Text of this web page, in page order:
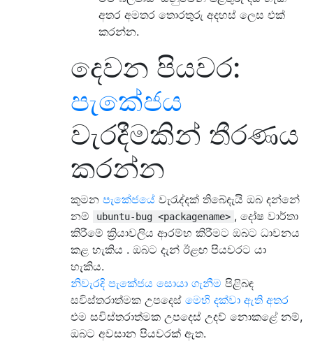
අතර අමතර තොරතුරු අදහස් ලෙස එක්
කරන්න.
දෙවන පියවර:
පැකේජය
වැරදීමකින් තීරණය
කරන්න
කුමන පැකේජයේ වැරැද්දක් තිබේදැයි ඔබ දන්නේ
නම්
ubuntu-bug <packagename> , දෝෂ වාර්තා
කිරීමේ ක්‍රියාවලිය ආරම්භ කිරීමට ඔබට ධාවනය
කළ හැකිය . ඔබට දැන් ඊළඟ පියවරට යා
හැකිය.
නිවැරදි පැකේජය සොයා ගැනීම පිළිබඳ
සවිස්තරාත්මක උපදෙස් මෙහි දක්වා ඇති අතර
එම සවිස්තරාත්මක උපදෙස් උදව් නොකළේ නම්,
ඔබට අවසාන පියවරක් ඇත.